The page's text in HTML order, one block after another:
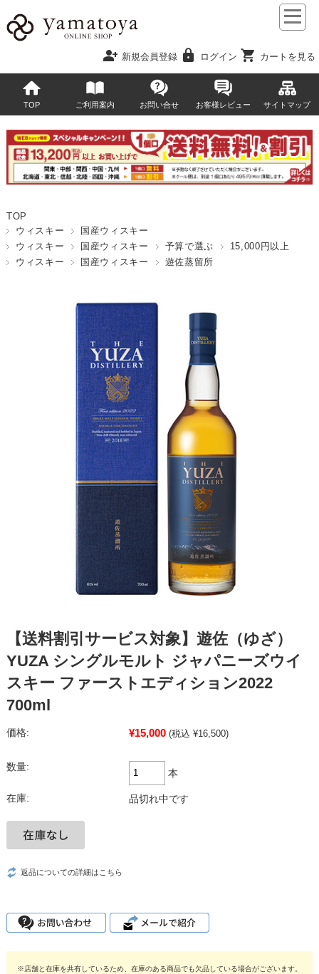
person_add 新規会員登録 lock ログイン shopping_cart カートを見る
TOP ご利用案内 お問い合せ お客様レビュー サイトマップ
TOP
ウィスキー
国産ウィスキー
ウィスキー
国産ウィスキー 予算で選ぶ
15,000円以上
ウィスキー
国産ウィスキー 遊佐蒸留所
【送料割引サービス対象】遊佐（ゆざ）
YUZA シングルモルト ジャパニーズウイ
スキー ファーストエディション2022
700ml
価格: ¥15,000 (税込 ¥16,500)
数量:
本
在庫: 品切れ中です
返品についての詳細はこちら
※店舗と在庫を共有しているため、在庫のある商品でも欠品している場合がございます。